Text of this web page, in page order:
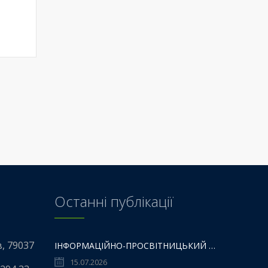
79037
Останні публікації
ІНФОРМАЦІЙНО-ПРОСВІТНИЦЬКИЙ ГАЙД «НМТ – НЕ МЕЖА ТВОЇХ МОЖЛИВОСТЕЙ».
15.07.2026